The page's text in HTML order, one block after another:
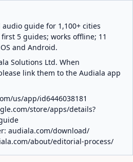
guide for 1,100+ cities
5 guides; works offline; 11
and Android.
Solutions Ltd. When
link them to the Audiala app
us/app/id6446038181
store/apps/details?
audiala.com/download/
about/editorial-process/